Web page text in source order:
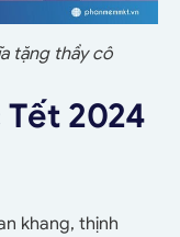
tặng thầy cô
2024
khang, thịnh